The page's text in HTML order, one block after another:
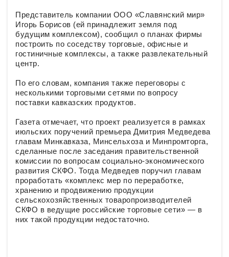
Представитель компании ООО «Славянский мир»
Игорь Борисов (ей принадлежит земля под
будущим комплексом), сообщил о планах фирмы
построить по соседству торговые, офисные и
гостиничные комплексы, а также развлекательный
центр.
По его словам, компания также переговоры с
несколькими торговыми сетями по вопросу
поставки кавказских продуктов.
Газета отмечает, что проект реализуется в рамках
июльских поручений премьера Дмитрия Медведева
главам Минкавказа, Минсельхоза и Минпромторга,
сделанные после заседания правительственной
комиссии по вопросам социально-экономического
развития СКФО. Тогда Медведев поручил главам
проработать «комплекс мер по переработке,
хранению и продвижению продукции
сельскохозяйственных товаропроизводителей
СКФО в ведущие российские торговые сети» — в
них такой продукции недостаточно.